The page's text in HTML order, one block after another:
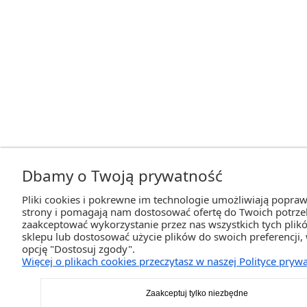
Dbamy o Twoją prywatność
Pliki cookies i pokrewne im technologie umożliwiają
strony i pomagają nam dostosować ofertę do Twoich
zaakceptować wykorzystanie przez nas wszystkich tych
sklepu lub dostosować użycie plików do swoich preferencji,
opcję "Dostosuj zgody".
Więcej o plikach cookies przeczytasz w naszej Polityce
Zaakceptuj tylko niezbędne